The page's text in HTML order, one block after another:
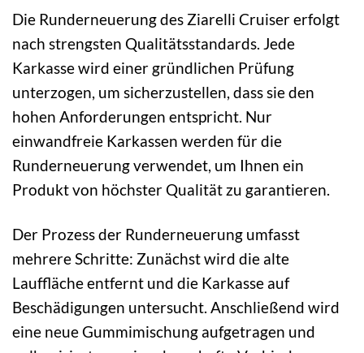
Die Runderneuerung des Ziarelli Cruiser erfolgt
nach strengsten Qualitätsstandards. Jede
Karkasse wird einer gründlichen Prüfung
unterzogen, um sicherzustellen, dass sie den
hohen Anforderungen entspricht. Nur
einwandfreie Karkassen werden für die
Runderneuerung verwendet, um Ihnen ein
Produkt von höchster Qualität zu garantieren.
Der Prozess der Runderneuerung umfasst
mehrere Schritte: Zunächst wird die alte
Lauffläche entfernt und die Karkasse auf
Beschädigungen untersucht. Anschließend wird
eine neue Gummimischung aufgetragen und